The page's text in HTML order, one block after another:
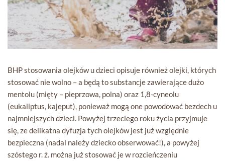
BHP stosowania olejków u dzieci opisuje również olejki, których
stosować nie wolno – a będą to substancje zawierające dużo
mentolu (mięty – pieprzowa, polna) oraz 1,8-cyneolu
(eukaliptus, kajeput), ponieważ mogą one powodować bezdech u
najmniejszych dzieci. Powyżej trzeciego roku życia przyjmuje
się, ze delikatna dyfuzja tych olejków jest już względnie
bezpieczna (nadal należy dziecko obserwować!), a powyżej
szóstego r. ż. można już stosować je w rozcieńczeniu